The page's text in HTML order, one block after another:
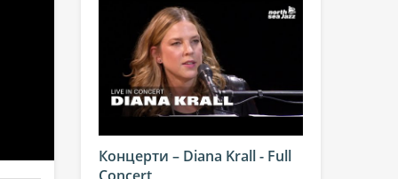
Концерти – Diana Krall - Full
Concert